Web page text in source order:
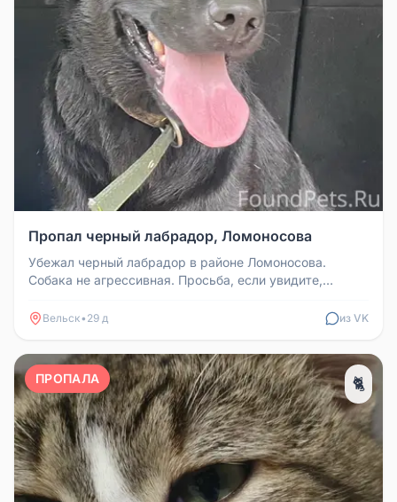
Пропал черный лабрадор, Ломоносова
Убежал черный лабрадор в районе Ломоносова.
Собака не агрессивная. Просьба, если увидите,
Вельск• 29 д из VK
ПРОПАЛА 🐈